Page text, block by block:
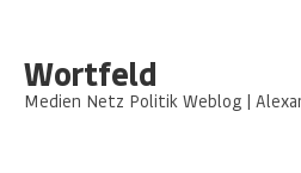
Wortfeld
Medien Netz Politik Weblog |